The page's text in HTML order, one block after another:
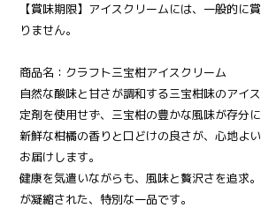
【賞味期限】アイスクリームには、一般的に
りません。
商品名：クラフト三宝柑アイスクリーム
自然な酸味と甘さが調和する三宝柑味のアイ
定剤を使用せず、三宝柑の豊かな風味が存分に
新鮮な柑橘の香りと口どけの良さが、心地よ
お届けします。
健康を気遣いながらも、風味と贅沢さを追求
が凝縮された、特別な一品です。